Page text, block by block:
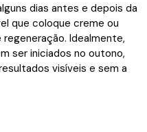
dias antes e depois da
que coloque creme ou
Idealmente,
ser iniciados no outono,
visíveis e sem a